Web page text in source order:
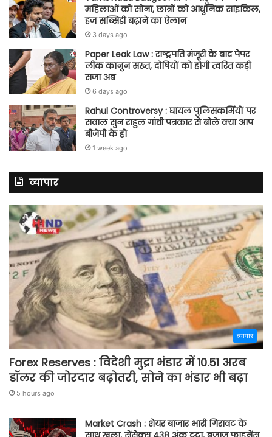
महिलाओं को सोना, छात्रों को आधुनिक साइकिल,
हज सब्सिडी बढ़ाने का ऐलान
3 days ago
Paper Leak Law : राष्ट्रपति मंजूरी के बाद पेपर
लीक कानून सख्त, दोषियों को होगी त्वरित कड़ी
सजा अब
6 days ago
Rahul Controversy : घायल पुलिसकर्मियों पर
सवाल सुन राहुल गांधी पत्रकार से बोले क्या आप
बीजेपी के हो
1 week ago
व्यापार
व्यापार
Forex Reserves : विदेशी मुद्रा भंडार में 10.51 अरब
डॉलर की जोरदार बढ़ोतरी, सोने का भंडार भी बढ़ा
5 hours ago
Market Crash : शेयर बाजार भारी गिरावट के